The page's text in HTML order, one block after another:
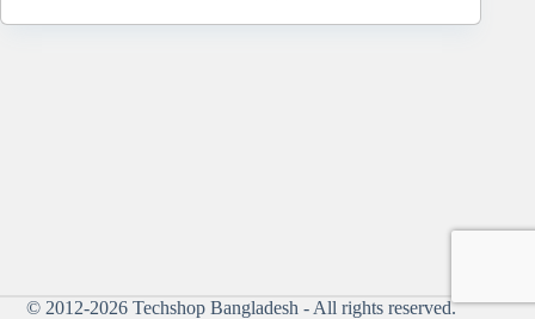
© 2012-2026 Techshop Bangladesh - All rights reserved.